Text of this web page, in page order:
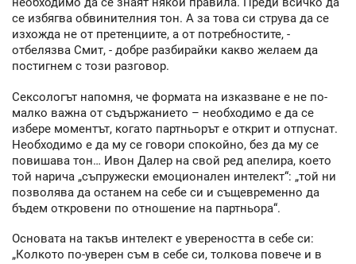
се избягва обвинителния тон. А за това си струва да се
изхожда не от претенциите, а от потребностите, -
отбелязва Смит, - добре разбирайки какво желаем да
постигнем с този разговор.
Сексологът напомня, че формата на изказване е не по-
малко важна от съдържанието – необходимо е да се
избере моментът, когато партньорът е открит и отпуснат.
Необходимо е да му се говори спокойно, без да му се
повишава тон… Ивон Далер на свой ред апелира, което
той нарича „съпружески емоционален интелект“: „той ни
позволява да останем на себе си и същевременно да
бъдем откровени по отношение на партньора“.
Основата на такъв интелект е увереността в себе си:
„Колкото по-уверен съм в себе си, толкова повече и в